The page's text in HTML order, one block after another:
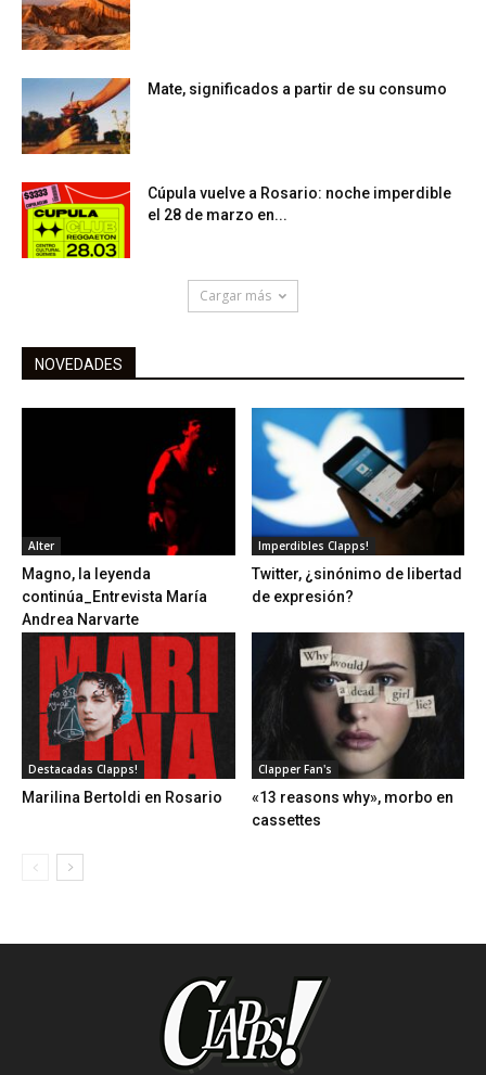
Mate, significados a partir de su consumo
Cúpula vuelve a Rosario: noche imperdible
el 28 de marzo en...
Cargar más
NOVEDADES
Alter
Magno, la leyenda
continúa_Entrevista María
Andrea Narvarte
Imperdibles Clapps!
Twitter, ¿sinónimo de libertad
de expresión?
Destacadas Clapps!
Marilina Bertoldi en Rosario
Clapper Fan's
«13 reasons why», morbo en
cassettes